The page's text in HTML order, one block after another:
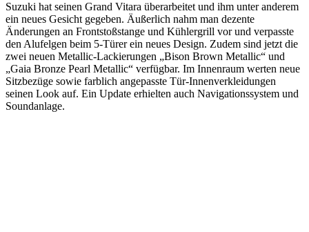
Suzuki hat seinen Grand Vitara überarbeitet und ihm unter anderem
ein neues Gesicht gegeben. Äußerlich nahm man dezente
Änderungen an Frontstoßstange und Kühlergrill vor und verpasste
den Alufelgen beim 5-Türer ein neues Design. Zudem sind jetzt die
zwei neuen Metallic-Lackierungen „Bison Brown Metallic“ und
„Gaia Bronze Pearl Metallic“ verfügbar. Im Innenraum werten neue
Sitzbezüge sowie farblich angepasste Tür-Innenverkleidungen
seinen Look auf. Ein Update erhielten auch Navigationssystem und
Soundanlage.